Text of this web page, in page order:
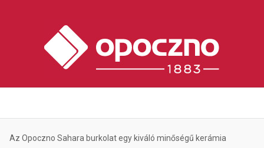
Az Opoczno Sahara burkolat egy kiváló minőségű kerámia